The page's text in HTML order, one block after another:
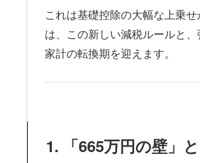
これは基礎控除の大幅な上乗
は、この新しい減税ルールと
家計の転換期を迎えます。
1. 「665万円の壁」